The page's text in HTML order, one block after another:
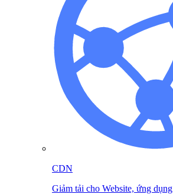
CDN
Giảm tải cho Website, ứng dụng